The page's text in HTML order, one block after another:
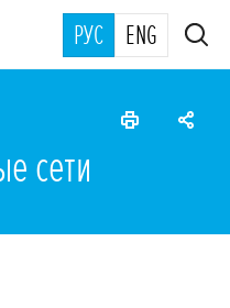
РУС ENG
сети